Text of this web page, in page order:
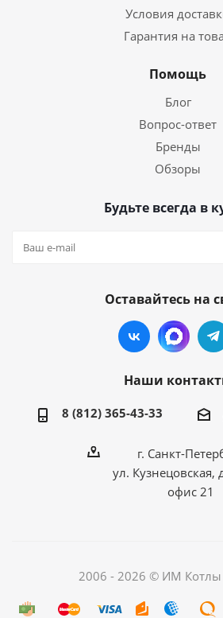
Условия
Гарантия на
Помощь
Блог
Вопрос-ответ
Бренды
Обзоры
Будьте всегда в
Оставайтесь на
Наши
8 (812) 365-43-33
г. Санкт-
ул. Кузнецовская,
офис 21
2006 - 2026 © ИМ Котлы